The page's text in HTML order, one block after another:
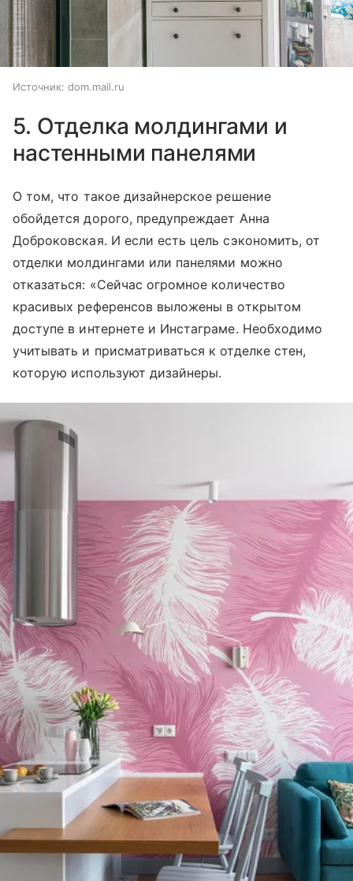
Источник: dom.mail.ru
5. Отделка молдингами и
настенными панелями
О том, что такое дизайнерское решение
обойдется дорого, предупреждает Анна
Доброковская. И если есть цель сэкономить, от
отделки молдингами или панелями можно
отказаться: «Сейчас огромное количество
красивых референсов выложены в открытом
доступе в интернете и Инстаграме. Необходимо
учитывать и присматриваться к отделке стен,
которую используют дизайнеры.